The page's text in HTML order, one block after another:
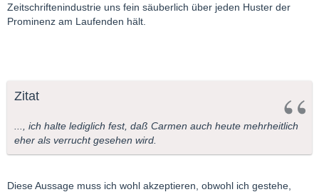
Zeitschriftenindustrie uns fein säuberlich über jeden Huster der
Prominenz am Laufenden hält.
Zitat
..., ich halte lediglich fest, daß Carmen auch heute mehrheitlich
eher als verrucht gesehen wird.
Diese Aussage muss ich wohl akzeptieren, obwohl ich gestehe,